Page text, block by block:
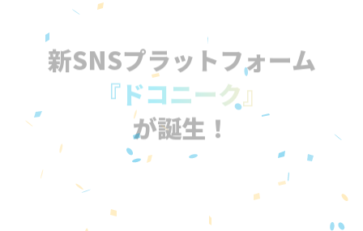
新SNSプラットフォーム
『ドコニーク』
が誕生！